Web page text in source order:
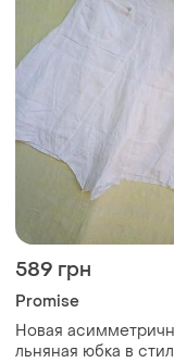
589 грн
Promise
Новая
льняная юбка в стиле